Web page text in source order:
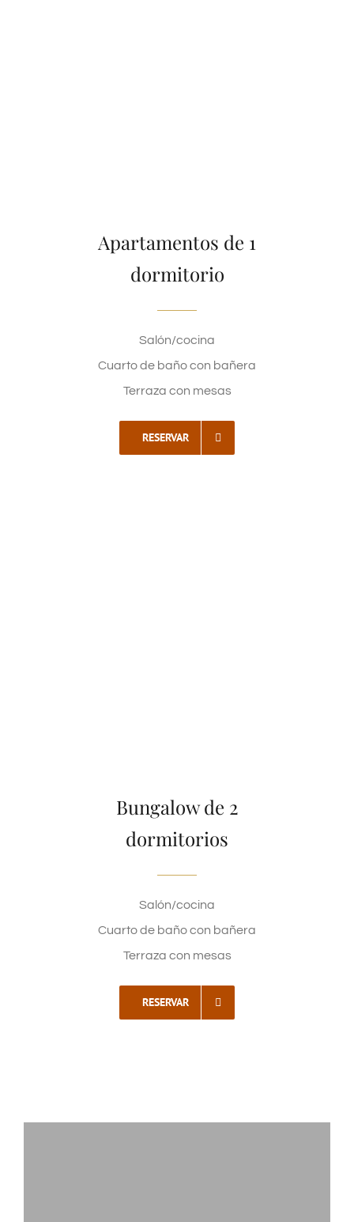
Apartamentos de 1
dormitorio
Salón/cocina
Cuarto de baño con bañera
Terraza con mesas
RESERVAR
Bungalow de 2
dormitorios
Salón/cocina
Cuarto de baño con bañera
Terraza con mesas
RESERVAR